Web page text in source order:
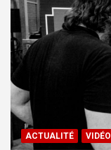
ACTUALITÉ